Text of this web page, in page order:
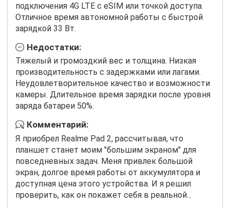
подключения 4G LTE с eSIM или точкой доступа.
Отличное время автономной работы с быстрой
зарядкой 33 Вт.
Недостатки:
Тяжелый и громоздкий вес и толщина. Низкая
производительность с задержками или лагами.
Неудовлетворительное качество и возможности
камеры. Длительное время зарядки после уровня
заряда батареи 50%.
Комментарий:
Я приобрел Realme Pad 2, рассчитывая, что
планшет станет моим "большим экраном" для
повседневных задач. Меня привлек большой
экран, долгое время работы от аккумулятора и
доступная цена этого устройства. И я решил
проверить, как он покажет себя в реальной...